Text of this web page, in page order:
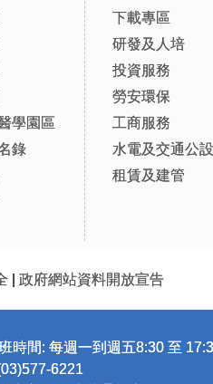
學園區
錄
下載專區
研發及人培
投資服務
勞安環保
工商服務
水電及交通公設
租賃及建管
政府網站資料開放宣告
時間: 每週一到週五8:30 至
6221